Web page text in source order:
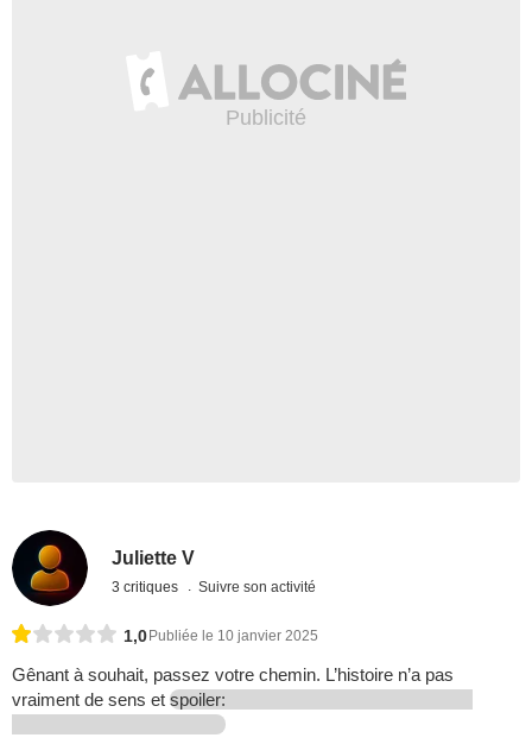
Juliette V
3 critiques Suivre son activité
1,0 Publiée le 10 janvier 2025
Gênant à souhait, passez votre chemin. L’histoire n’a pas
vraiment de sens et spoiler: